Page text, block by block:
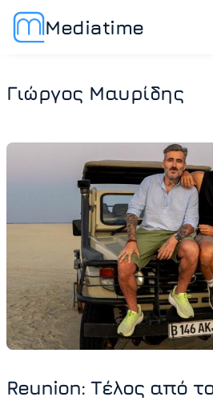
Mediatime
Γιώργος Μαυρίδης
Reunion: Τέλος από